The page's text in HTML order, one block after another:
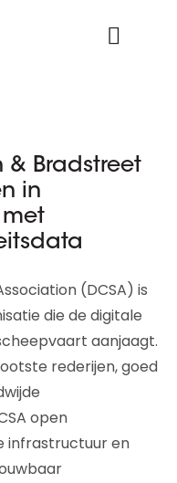
& Bradstreet
in
(DCSA) is
die de digitale
aanjaagt.
rederijen, goed
open
infrastructuur en